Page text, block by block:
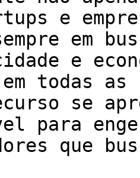
e
em
e
todas as
se
para
que